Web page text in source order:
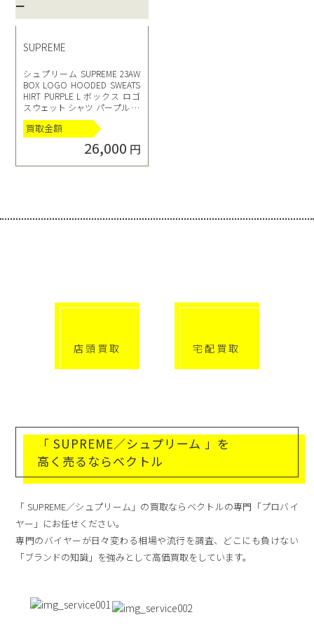
SUPREME
シュプリーム SUPREME 23AW
BOX LOGO HOODED SWEATS
HIRT PURPLE L ボックス ロゴ
スウェット シャツ パープル プ
ルオーバー パーカー
買取金額
26,000 円
店頭買取 宅配買取
「 SUPREME／シュプリーム 」を
高く売るならベクトル
「 SUPREME／シュプリーム」の買取ならベクトルの専門「プロバイ
ヤー」にお任せください。
専門のバイヤーが日々変わる相場や流行を調査、どこにも負けない
「ブランドの知識」を強みとして高価買取をしています。